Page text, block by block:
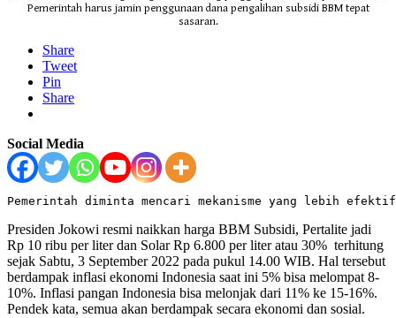
Pemerintah harus jamin penggunaan dana pengalihan subsidi BBM tepat
sasaran.
Share
Tweet
Pin
Share
Social Media
Pemerintah diminta mencari mekanisme yang lebih
Presiden Jokowi resmi naikkan harga BBM Subsidi, Pertalite jadi
Rp 10 ribu per liter dan Solar Rp 6.800 per liter atau 30% terhitung
sejak Sabtu, 3 September 2022 pada pukul 14.00 WIB. Hal tersebut
berdampak inflasi ekonomi Indonesia saat ini 5% bisa melompat 8-
10%. Inflasi pangan Indonesia bisa melonjak dari 11% ke 15-16%.
Pendek kata, semua akan berdampak secara ekonomi dan sosial.